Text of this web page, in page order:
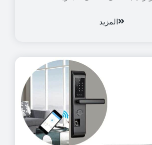
المزيد